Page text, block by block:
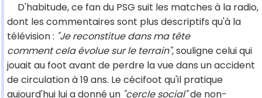
D'habitude, ce fan du PSG suit les matches à la radio,
dont les commentaires sont plus descriptifs qu'à la
télévision : "Je reconstitue dans ma tête
comment cela évolue sur le terrain",souligne celui qui
jouait au foot avant de perdre la vue dans un accident
de circulation à 19 ans. Le cécifoot qu'il pratique
aujourd'hui lui a donné un "cercle social"de non-